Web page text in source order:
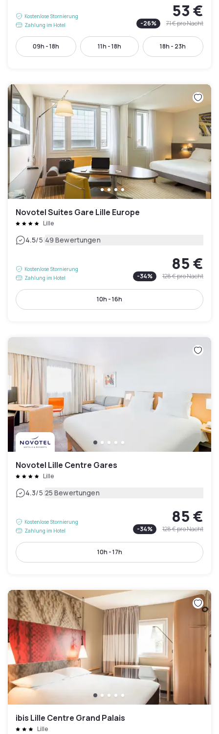
Kostenlose Stornierung
Zahlung im Hotel
53 €
-26% 71 €pro Nacht
09h - 18h 11h - 18h 18h - 23h
Novotel Suites Gare Lille Europe
Lille
4.5/5|49 Bewertungen
Kostenlose Stornierung
Zahlung im Hotel
85 €
-34% 128 €pro Nacht
10h - 16h
Novotel Lille Centre Gares
Lille
4.3/5|25 Bewertungen
Kostenlose Stornierung
Zahlung im Hotel
85 €
-34% 128 €pro Nacht
10h - 17h
ibis Lille Centre Grand Palais
Lille